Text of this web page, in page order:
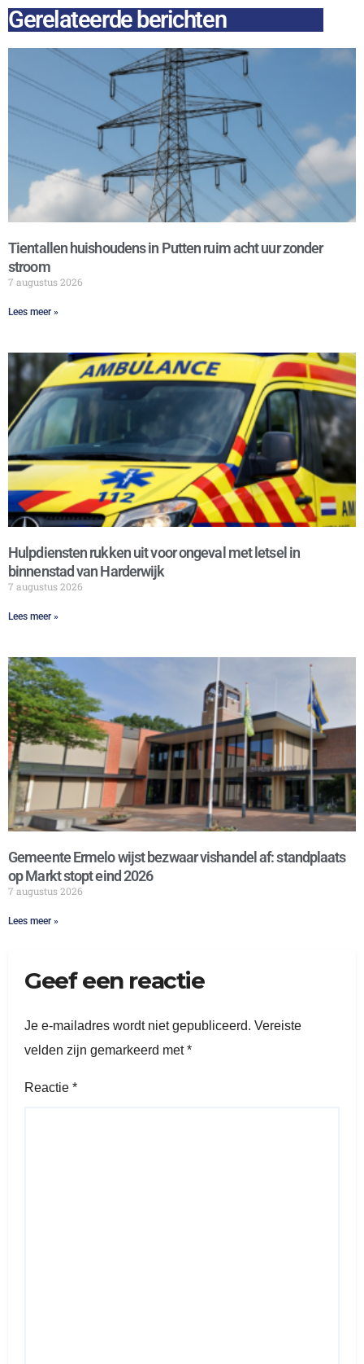
Gerelateerde berichten
Tientallen huishoudens in Putten ruim acht uur zonder
stroom
7 augustus 2026
Lees meer »
Hulpdiensten rukken uit voor ongeval met letsel in
binnenstad van Harderwijk
7 augustus 2026
Lees meer »
Gemeente Ermelo wijst bezwaar vishandel af: standplaats
op Markt stopt eind 2026
7 augustus 2026
Lees meer »
Geef een reactie
Je e-mailadres wordt niet gepubliceerd. Vereiste
velden zijn gemarkeerd met*
Reactie *